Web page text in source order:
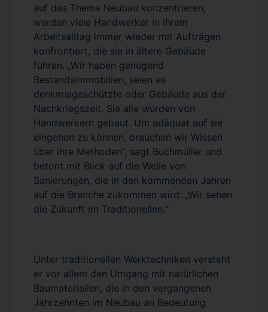
auf das Thema Neubau konzentrieren,
werden viele Handwerker in ihrem
Arbeitsalltag immer wieder mit Aufträgen
konfrontiert, die sie in ältere Gebäude
führen. „Wir haben genügend
Bestandsimmobilien, seien es
denkmalgeschützte oder Gebäude aus der
Nachkriegszeit. Sie alle wurden von
Handwerkern gebaut. Um adäquat auf sie
eingehen zu können, brauchen wir Wissen
über ihre Methoden“, sagt Buchmüller und
betont mit Blick auf die Welle von
Sanierungen, die in den kommenden Jahren
auf die Branche zukommen wird: „Wir sehen
die Zukunft im Traditionellen.“
Unter traditionellen Werktechniken versteht
er vor allem den Umgang mit natürlichen
Baumaterialien, die in den vergangenen
Jahrzehnten im Neubau an Bedeutung